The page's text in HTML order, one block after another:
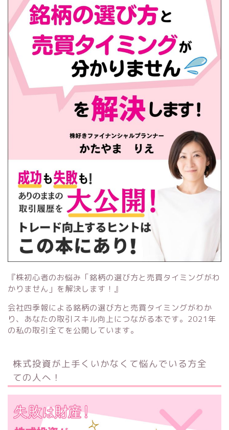
『株初心者のお悩み「銘柄の選び方と売買タイミングがわ
かりません」を解決します！』
会社四季報による銘柄の選び方と売買タイミングがわか
り、あなたの取引スキル向上につながる本です。2021年
の私の取引全てを公開しています。
株式投資が上手くいかなくて悩んでいる方全
ての人へ！